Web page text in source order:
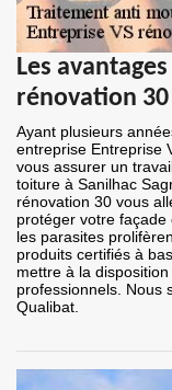
Les
rénovation 30
Ayant plusieurs
entreprise Entreprise
vous assurer un
toiture à Sanilhac
rénovation 30 vous
protéger votre façade
les parasites
produits certifiés à
mettre à la
professionnels. Nous
Qualibat.